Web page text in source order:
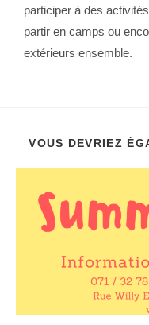
participer à des
partir en camps ou
extérieurs ensemble.
VOUS DEVRIEZ